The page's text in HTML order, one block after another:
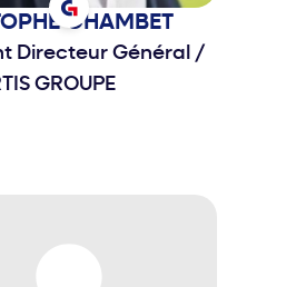
CHAMBET
Directeur Général /
GROUPE